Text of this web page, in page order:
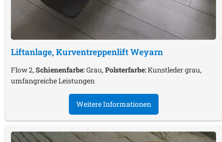
Liftanlage, KurventreppenliftWeyarn
Flow 2,Schienenfarbe:Grau,Polsterfarbe:Kunstleder grau,
umfangreiche Leistungen
Weitere Informationen